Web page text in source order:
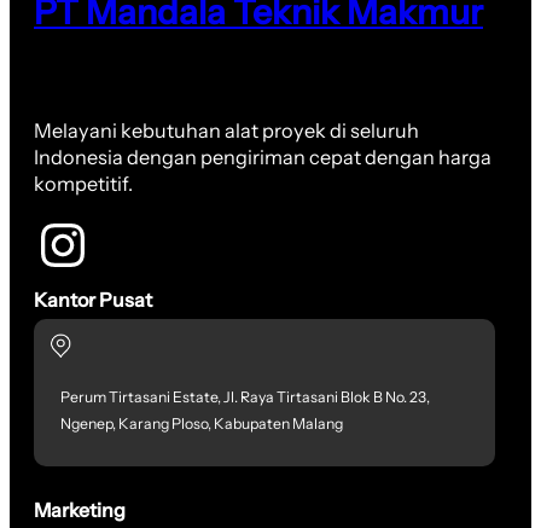
PT Mandala Teknik Makmur
Melayani kebutuhan alat proyek di seluruh
Indonesia dengan pengiriman cepat dengan harga
kompetitif.
Kantor Pusat
Perum Tirtasani Estate, Jl. Raya Tirtasani Blok B No. 23,
Ngenep, Karang Ploso, Kabupaten Malang
Marketing